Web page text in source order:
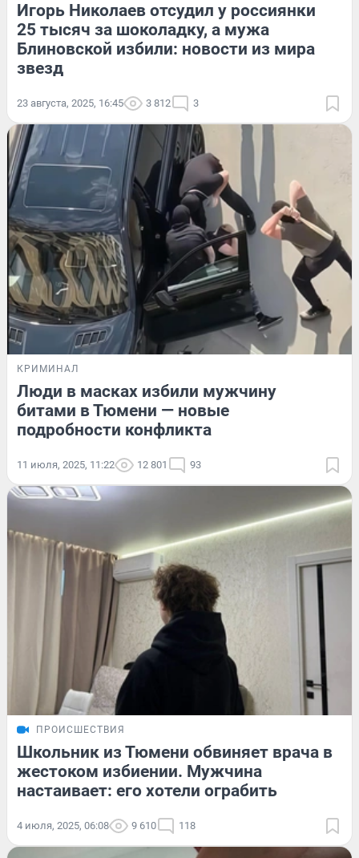
Игорь Николаев отсудил у россиянки
25 тысяч за шоколадку, а мужа
Блиновской избили: новости из мира
звезд
23 августа, 2025, 16:45 3 812 3
КРИМИНАЛ
Люди в масках избили мужчину
битами в Тюмени — новые
подробности конфликта
11 июля, 2025, 11:22 12 801 93
ПРОИСШЕСТВИЯ
Школьник из Тюмени обвиняет врача в
жестоком избиении. Мужчина
настаивает: его хотели ограбить
4 июля, 2025, 06:08 9 610 118